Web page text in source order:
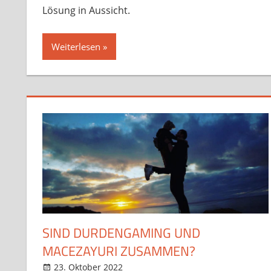
Lösung in Aussicht.
Weiterlesen
SIND DURDENGAMING UND
MACEZAYURI ZUSAMMEN?
23. Oktober 2022